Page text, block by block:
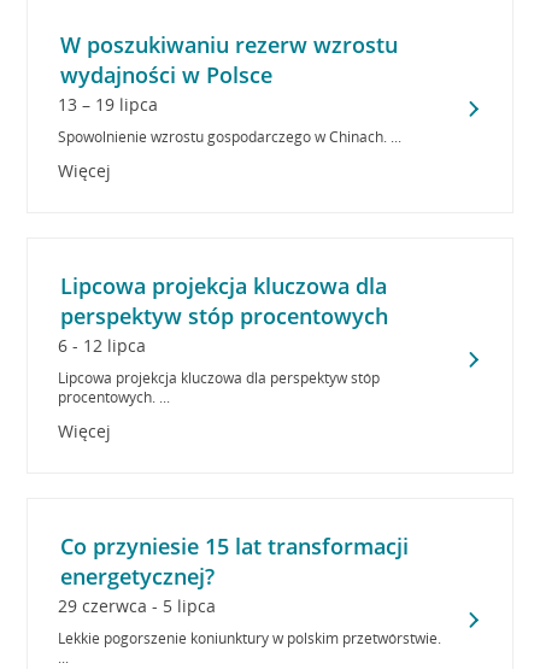
W poszukiwaniu rezerw wzrostu
wydajności w Polsce
13 – 19 lipca
Spowolnienie wzrostu gospodarczego w Chinach. ...
Więcej
Lipcowa projekcja kluczowa dla
perspektyw stóp procentowych
6 - 12 lipca
Lipcowa projekcja kluczowa dla perspektyw stóp
procentowych. ...
Więcej
Co przyniesie 15 lat transformacji
energetycznej?
29 czerwca - 5 lipca
Lekkie pogorszenie koniunktury w polskim przetwórstwie.
...